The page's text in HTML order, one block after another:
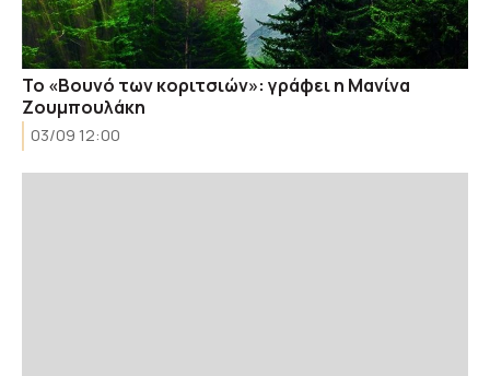
Το «Βουνό των κοριτσιών»: γράφει η Μανίνα
Ζουμπουλάκη
03/09 12:00